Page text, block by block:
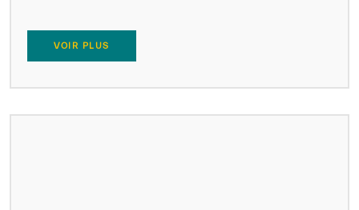
VOIR PLUS